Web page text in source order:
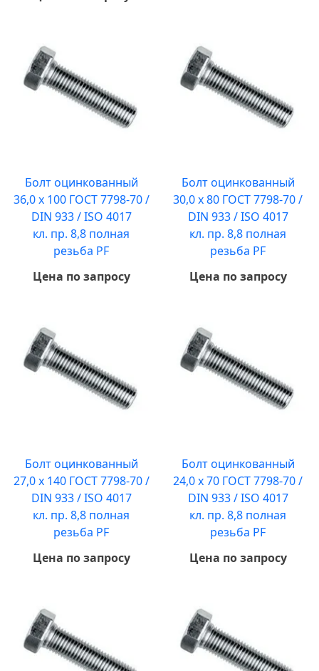
Болт оцинкованный
36,0 х 100 ГОСТ 7798-70 /
DIN 933 / ISO 4017
кл. пр. 8,8 полная
резьба PF
Цена по запросу
Болт оцинкованный
30,0 х 80 ГОСТ 7798-70 /
DIN 933 / ISO 4017
кл. пр. 8,8 полная
резьба PF
Цена по запросу
Болт оцинкованный
27,0 х 140 ГОСТ 7798-70 /
DIN 933 / ISO 4017
кл. пр. 8,8 полная
резьба PF
Цена по запросу
Болт оцинкованный
24,0 х 70 ГОСТ 7798-70 /
DIN 933 / ISO 4017
кл. пр. 8,8 полная
резьба PF
Цена по запросу